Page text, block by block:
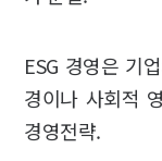
ESG 경영은 기
경이나 사회적
경영전략.